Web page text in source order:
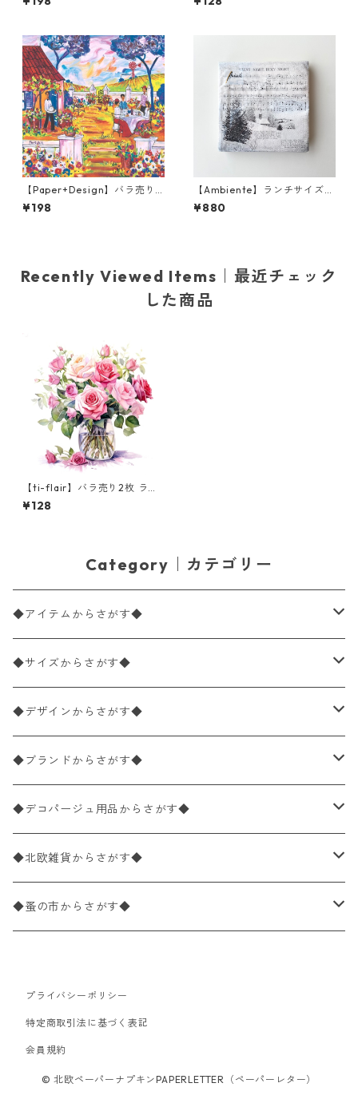
キン Portchie Art Boy and Gi
プキン Happy Safari Animals
【Paper+Design】バラ売り2
枚 ランチサイズ ペーパーナプ
キン Portchie Art Lunch in t
¥198
【Ambiente】ランチサイズ
ペーパーナプキン Silent nigh
t ベージュ 20枚入り
¥880
Recently Viewed Items｜最近チェック
した商品
【ti-flair】バラ売り2枚 ラン
チサイズ ペーパーナプキン M
azzetto di Rose ホワイト
¥128
Category｜カテゴリー
◆アイテムからさがす◆
ペーパーナプキン2枚バラ売り
ペーパーナプキン1枚バラ売り
ペーパーナプキン20枚入りパック
ペーパーナプキン10枚入りパック
ライスペーパー
ペーパーリネンナプキン
ワックスペーパー
デコパージュ用品
◆サイズからさがす◆
33×33cm（ランチサイズ）
バラ売り
パック売り
25×25cm（カクテルサイズ）
バラ売り
パック売り
40×40cm（ディナーサイズ）
バラ売り
パック売り
21×21cm（ポケットサイズ）
バラ売り
33cm（ラウンド）
◆デザインからさがす◆
花柄
植物・グリーン柄
動物・鳥・昆虫・蝶柄
海・魚柄
食べ物・フルーツ・野菜・ドリンク柄
食器・カトラリー柄
◆ブランドからさがす◆
ドイツ製 IHR/イア
ランチサイズ
カクテルサイズ
ドイツ製 Ambiente/アンビエンテ
ランチサイズ
ドイツ製 Paperproducts Design
カクテルサイズ
ランチサイズ
カクテルサイズ
ドイツ製 ti-flair/ティーフレア
ランチサイズ
ドイツ製 PAW/パウ
◆デコパージュ用品からさがす◆
デコパージュ液
デコパージュ下地
デコパージュはさみ
3Dデコパージュ
◆北欧雑貨からさがす◆
シリコンモールド
トレイ
ポスター・カレンダー
◆蚤の市からさがす◆
北欧雑貨
デコパージュ用品
プライバシーポリシー
特定商取引法に基づく表記
会員規約
© 北欧ペーパーナプキンPAPERLETTER（ペーパーレター）